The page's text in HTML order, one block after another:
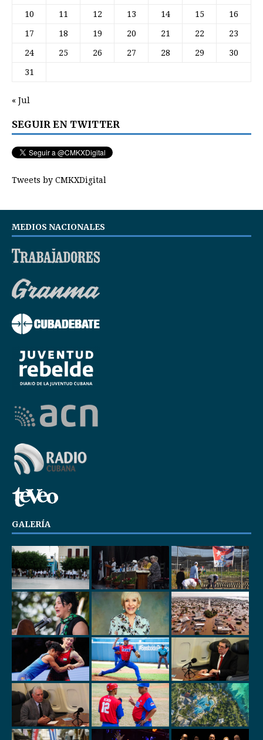
10 11 12 13 14 15 16
17 18 19 20 21 22 23
24 25 26 27 28 29 30
31
« Jul
SEGUIR EN TWITTER
Tweets by CMKXDigital
MEDIOS NACIONALES
GALERÍA